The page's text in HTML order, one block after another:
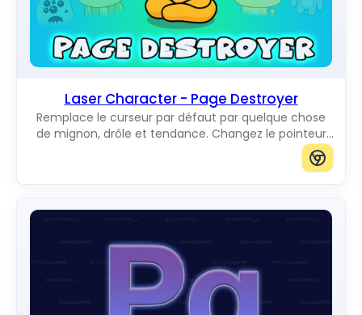
Laser Character - Page Destroyer
Remplace le curseur par défaut par quelque chose
de mignon, drôle et tendance. Changez le pointeur
de souris habituel pour d'incroyables Cute Cursors.